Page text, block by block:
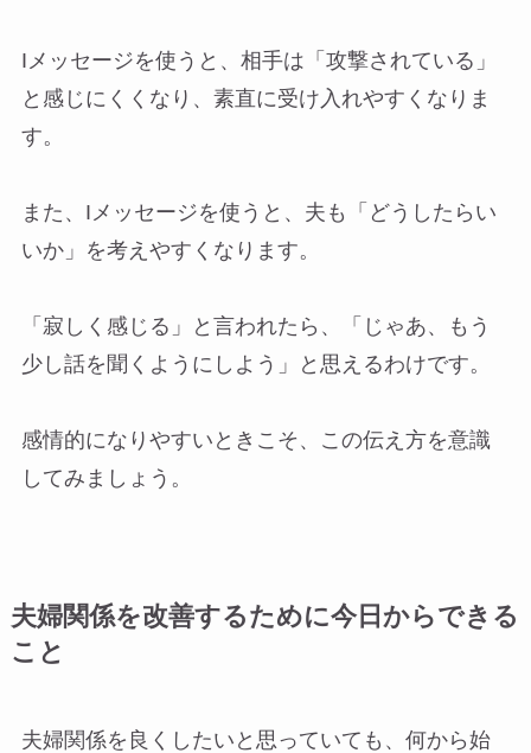
Iメッセージを使うと、相手は「攻撃されている」
と感じにくくなり、素直に受け入れやすくなりま
す。
また、Iメッセージを使うと、夫も「どうしたらい
いか」を考えやすくなります。
「寂しく感じる」と言われたら、「じゃあ、もう
少し話を聞くようにしよう」と思えるわけです。
感情的になりやすいときこそ、この伝え方を意識
してみましょう。
夫婦関係を改善するために今日からできる
こと
夫婦関係を良くしたいと思っていても、何から始